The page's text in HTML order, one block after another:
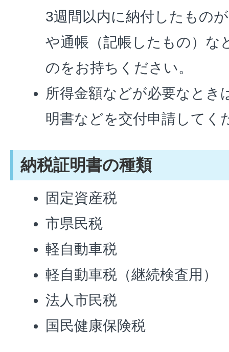
3週間以内に納付したもの
や通帳（記帳したもの）な
のをお持ちください。
所得金額などが必要なとき
明書などを交付申請してく
納税証明書の種類
固定資産税
市県民税
軽自動車税
軽自動車税（継続検査用）
法人市民税
国民健康保険税